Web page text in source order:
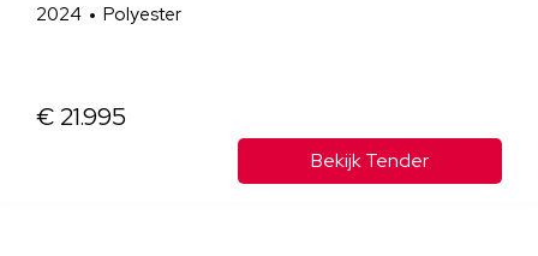
2024 Polyester
€ 21.995
Bekijk Tender